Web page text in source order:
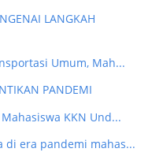
LANGKAH
Umum, Mah...
PANDEMI
KKN Und...
di era pandemi mahas...